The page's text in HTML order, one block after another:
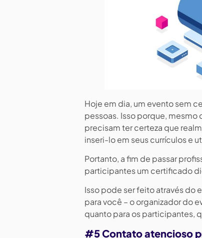
Hoje em dia, um evento sem
pessoas. Isso porque,
precisam ter certeza que
inseri-lo em seus currículos e
Portanto, a fim de passar
participantes um certificado
Isso pode ser feito através do
para você – o organizador do
quanto para os participantes,
#5 Contato atencioso